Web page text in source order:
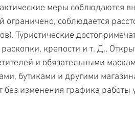
меры соблюдаются
ограничено, соблюдается
Туристические
крепости и т. Д.,
и обязательными
бутиками и другими
без изменения графика